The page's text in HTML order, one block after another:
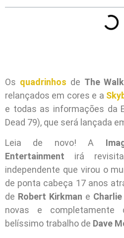
Os quadrinhos de The
relançados em cores e a
e todas as informações da
Dead 79), que será lançada
Leia de novo! A
Entertainment irá
independente que virou o
de ponta cabeça 17 anos
de Robert Kirkman e
novas e completamente
belíssimo trabalho de Dave